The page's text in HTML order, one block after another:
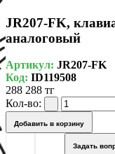
JR207-FK,
аналоговый
Артикул: JR207-FK
Код: ID119508
288 288 тг
Кол-во:
Добавить в корзину
Задать